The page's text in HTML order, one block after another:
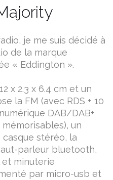
je me suis décidé à
de la marque
« Eddington ».
x 2.3 x 6.4 cm et un
la FM (avec RDS + 10
DAB/DAB+
un
stéréo, la
parleur bluetooth,
minuterie
par micro-usb et